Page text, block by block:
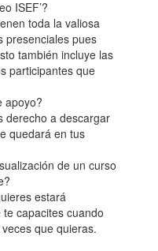
ISEF’?
toda la valiosa
presenciales pues
también incluye las
participantes que
apoyo?
derecho a descargar
quedará en tus
de un curso
estará
capacites cuando
que quieras.